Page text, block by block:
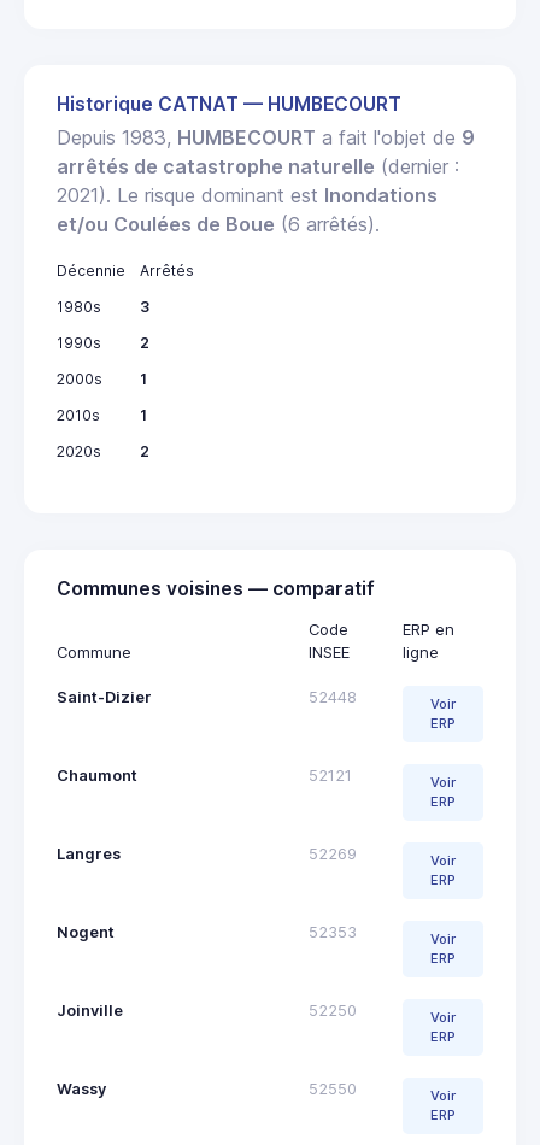
Historique CATNAT — HUMBECOURT
Depuis 1983, HUMBECOURT a fait l'objet de 9
arrêtés de catastrophe naturelle (dernier :
2021). Le risque dominant est Inondations
et/ou Coulées de Boue (6 arrêtés).
Décennie
Arrêtés
1980s
3
1990s
2
2000s
1
2010s
1
2020s
2
Communes voisines — comparatif
Commune
Code
INSEE
ERP en
ligne
Saint-Dizier 52448
Voir
ERP
Chaumont 52121
Voir
ERP
Langres 52269
Voir
ERP
Nogent 52353
Voir
ERP
Joinville 52250
Voir
ERP
Wassy 52550
Voir
ERP